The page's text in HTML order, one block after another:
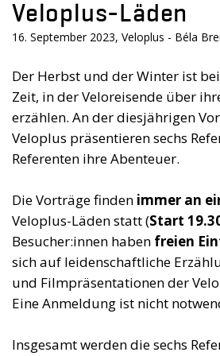
Veloplus-Läden
16. September 2023, Veloplus - Béla
Der Herbst und der Winter ist
Zeit, in der Veloreisende über
erzählen. An der diesjährigen
Veloplus präsentieren sechs
Referenten ihre Abenteuer.
Die Vorträge finden immer an
Veloplus-Läden statt (Start
Besucher:innen haben freien
sich auf leidenschaftliche
und Filmpräsentationen der
Eine Anmeldung ist nicht
Insgesamt werden die sechs